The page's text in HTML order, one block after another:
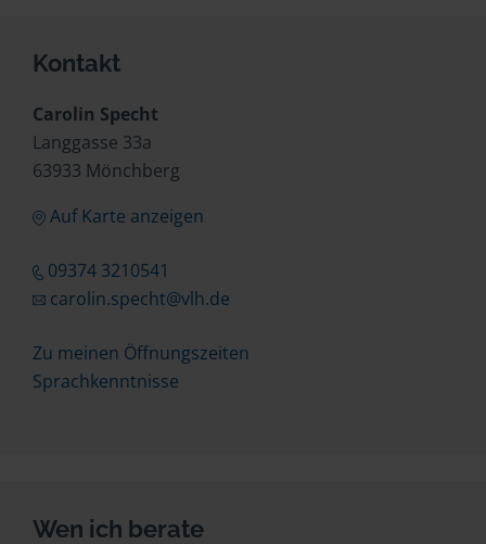
Kontakt
Carolin Specht
Langgasse 33a
63933 Mönchberg
Auf Karte anzeigen
09374 3210541
carolin.specht@vlh.de
Zu meinen Öffnungszeiten
Sprachkenntnisse
Wen ich berate